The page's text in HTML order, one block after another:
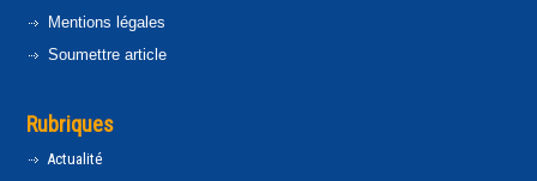
Mentions légales
Soumettre article
Rubriques
Actualité